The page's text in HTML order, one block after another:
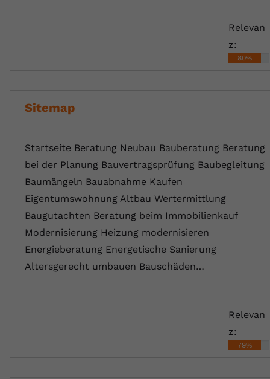
Relevan
z:
80%
Sitemap
Startseite Beratung Neubau Bauberatung Beratung
bei der Planung Bauvertragsprüfung Baubegleitung
Baumängeln Bauabnahme Kaufen
Eigentumswohnung Altbau Wertermittlung
Baugutachten Beratung beim Immobilienkauf
Modernisierung Heizung modernisieren
Energieberatung Energetische Sanierung
Altersgerecht umbauen Bauschäden…
Relevan
z:
79%